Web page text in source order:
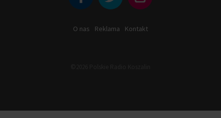
O nas Reklama Kontakt